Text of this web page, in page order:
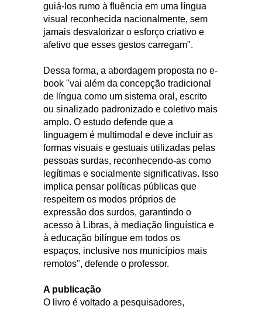
guiá-los rumo à fluência em uma língua
visual reconhecida nacionalmente, sem
jamais desvalorizar o esforço criativo e
afetivo que esses gestos carregam".
Dessa forma, a abordagem proposta no e-
book "vai além da concepção tradicional
de língua como um sistema oral, escrito
ou sinalizado padronizado e coletivo mais
amplo. O estudo defende que a
linguagem é multimodal e deve incluir as
formas visuais e gestuais utilizadas pelas
pessoas surdas, reconhecendo-as como
legítimas e socialmente significativas. Isso
implica pensar políticas públicas que
respeitem os modos próprios de
expressão dos surdos, garantindo o
acesso à Libras, à mediação linguística e
à educação bilíngue em todos os
espaços, inclusive nos municípios mais
remotos", defende o professor.
A publicação
O livro é voltado a pesquisadores,